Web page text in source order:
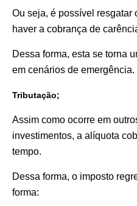
Ou seja, é possível resgatar
haver a cobrança de
Dessa forma, esta se torna
em cenários de emergência.
Tributação;
Assim como ocorre em
investimentos, a alíquota
tempo.
Dessa forma, o imposto
forma: